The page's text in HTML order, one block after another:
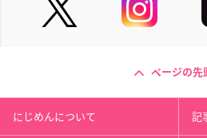
ページの先
にじめんについて 記